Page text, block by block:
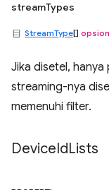
streamTypes
StreamType[]
Jika disetel,
streaming-nya
memenuhi filter.
DeviceIdLists